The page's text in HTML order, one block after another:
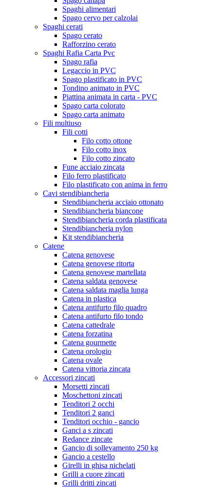
Spaghi alimentari
Spago cervo per calzolai
Spaghi cerati
Spago cerato
Rafforzino cerato
Spaghi Rafia Carta Pvc
Spago rafia
Legaccio in PVC
Spago plastificato in PVC
Tondino animato in PVC
Piattina animata in carta - PVC
Spago carta colorato
Spago carta animato
Fili multiuso
Fili cotti
Filo cotto ottone
Filo cotto inox
Filo cotto zincato
Fune acciaio zincata
Filo ferro plastificato
Filo plastificato con anima in ferro
Cavi stendibiancheria
Stendibiancheria acciaio ottonato
Stendibiancheria biancone
Stendibiancheria corda plastificata
Stendibiancheria nylon
Kit stendibiancheria
Catene
Catena genovese
Catena genovese ritorta
Catena genovese martellata
Catena saldata genovese
Catena saldata maglia lunga
Catena in plastica
Catena antifurto filo quadro
Catena antifurto filo tondo
Catena cattedrale
Catena forzatina
Catena gourmette
Catena orologio
Catena ovale
Catena vittoria zincata
Accessori zincati
Morsetti zincati
Moschettoni zincati
Tenditori 2 occhi
Tenditori 2 ganci
Tenditori occhio - gancio
Ganci a s zincati
Redance zincate
Gancio di sollevamento 250 kg
Gancio a cestello
Girelli in ghisa nichelati
Grilli a cuore zincati
Grilli dritti zincati